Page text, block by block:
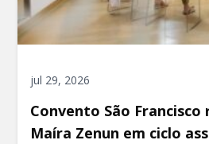
jul 29, 2026
Convento São Francisco
Maíra Zenun em ciclo